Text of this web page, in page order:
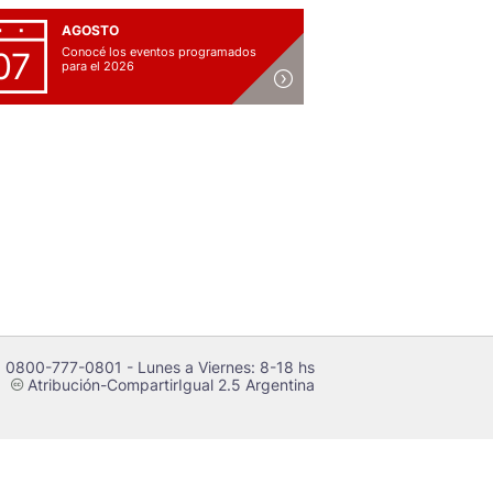
AGOSTO
Conocé los eventos programados
para el 2026
0800-777-0801 - Lunes a Viernes: 8-18 hs
cAtribución-CompartirIgual 2.5 Argentina